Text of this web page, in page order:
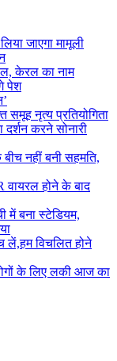
जाएगा मामूली
केरल का नाम
पेश
समूह नृत्य प्रतियोगिता
दर्शन करने सोनारी
नहीं बनी सहमति,
वायरल होने के बाद
में बना स्टेडियम,
लें,हम विचलित होने
के लिए लकी आज का